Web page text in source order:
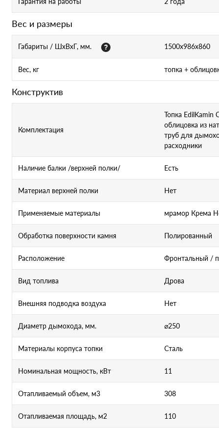
Вес и размеры
Габариты / ШхВхГ, мм. 1500x986x860
Вес, кг топка +
Конструктив
Комплектация
Топка EdilKamin
облицовка из
труб для
расходники
Наличие балки /верхней полки/ Есть
Материал верхней полки Нет
Применяемые материалы мрамор Крема
Обработка поверхности камня Полированный
Расположение Фронтальный /
Вид топлива Дрова
Внешняя подводка воздуха Нет
Диаметр дымохода, мм. ⌀250
Материалы корпуса топки Сталь
Номинальная мощность, кВт 11
Отапливаемый объем, м3 308
Отапливаемая площадь, м2 110